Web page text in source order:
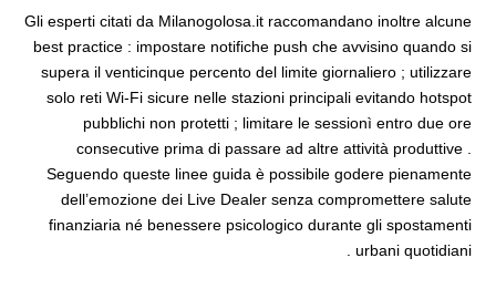
Gli esperti citati da Milanogolosa.it raccomandano inoltre alcune
best practice : impostare notifiche push che avvisino quando si
supera il venticinque percento del limite giornaliero ; utilizzare
solo reti Wi‑Fi sicure nelle stazioni principali evitando hotspot
pubblichi non protetti ; limitare le sessionì entro due ore
consecutive prima di passare ad altre attività produttive .
Seguendo queste linee guida è possibile godere pienamente
dell’emozione dei Live Dealer senza compromettere salute
finanziaria né benessere psicologico durante gli spostamenti
urbani quotidiani .